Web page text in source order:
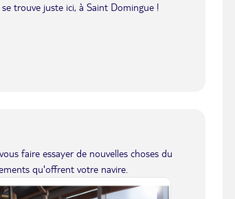
trouve juste ici, à Saint Domingue !
faire essayer de nouvelles choses du
qu'offrent votre navire.